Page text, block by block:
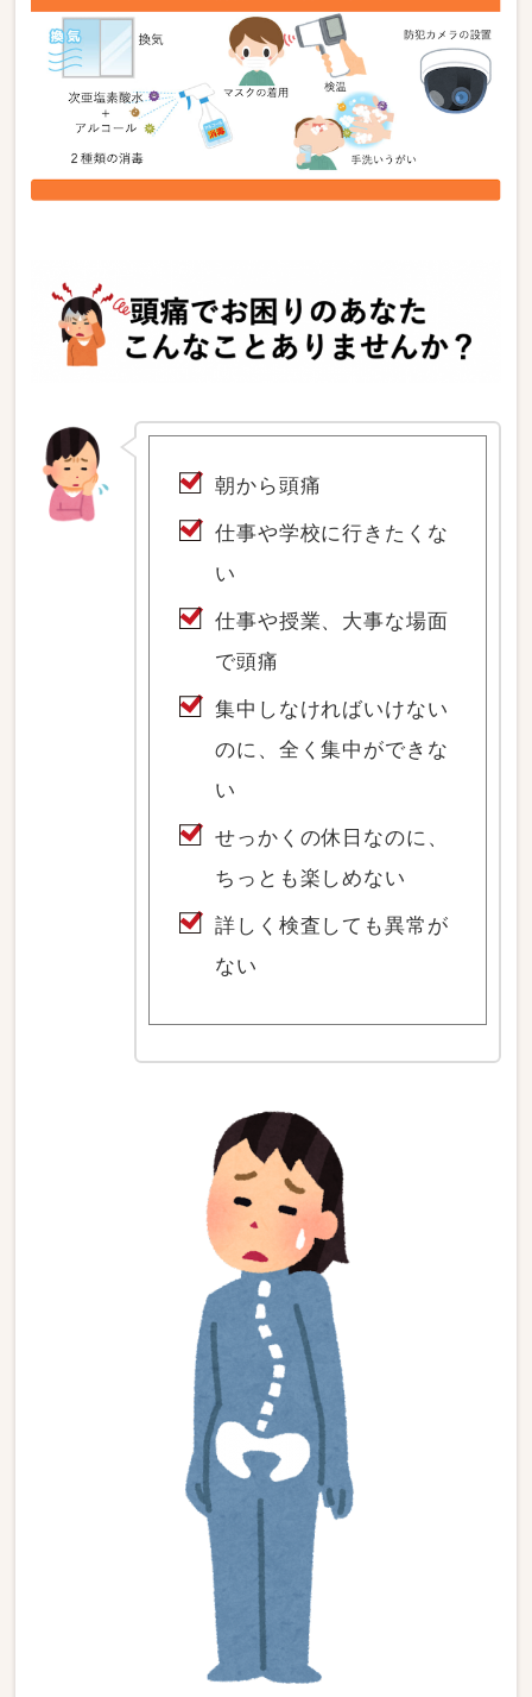
朝から頭痛
仕事や学校に行きたくな
い
仕事や授業、大事な場面
で頭痛
集中しなければいけない
のに、全く集中ができな
い
せっかくの休日なのに、
ちっとも楽しめない
詳しく検査しても異常が
ない